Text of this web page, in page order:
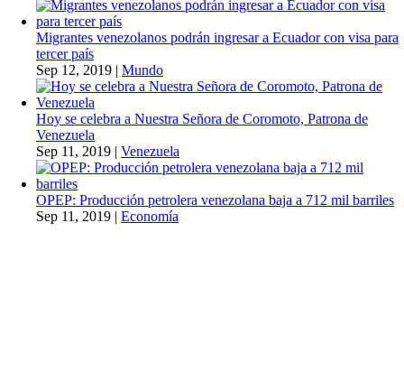
Migrantes venezolanos podrán ingresar a Ecuador con visa para
tercer país
Sep 12, 2019 | Mundo
Hoy se celebra a Nuestra Señora de Coromoto, Patrona de
Venezuela
Sep 11, 2019 | Venezuela
OPEP: Producción petrolera venezolana baja a 712 mil barriles
Sep 11, 2019 | Economía